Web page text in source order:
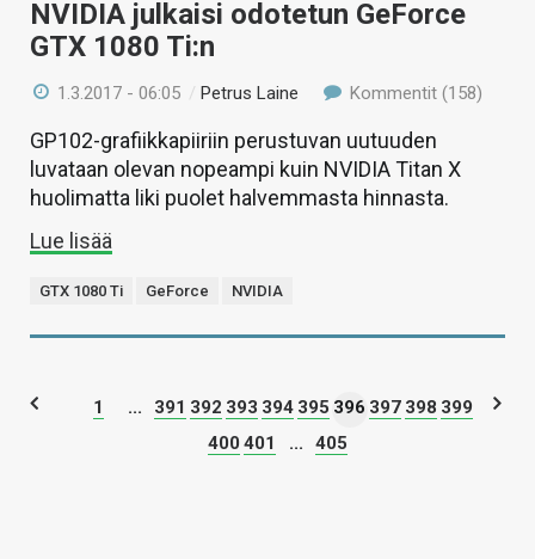
NVIDIA julkaisi odotetun GeForce
GTX 1080 Ti:n
1.3.2017 - 06:05 / Petrus Laine Kommentit (158)
GP102-grafiikkapiiriin perustuvan uutuuden
luvataan olevan nopeampi kuin NVIDIA Titan X
huolimatta liki puolet halvemmasta hinnasta.
Lue lisää
GTX 1080 Ti GeForce NVIDIA
1 ... 391 392 393 394 395 396 397 398 399
400 401 ... 405